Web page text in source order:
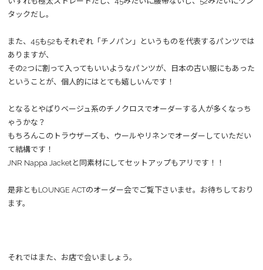
タックだし。
また、45も52もそれぞれ「チノパン」というものを代表するパンツでは
ありますが、
その2つに割って入ってもいいようなパンツが、日本の古い服にもあった
ということが、個人的にはとても嬉しいんです！
となるとやぱりベージュ系のチノクロスでオーダーする人が多くなっち
ゃうかな？
もちろんこのトラウザーズも、ウールやリネンでオーダーしていただい
て結構です！
JNR Nappa Jacketと同素材にしてセットアップもアリです！！
是非ともLOUNGE ACTのオーダー会でご覧下さいませ。お待ちしており
ます。
それではまた、お店で会いましょう。